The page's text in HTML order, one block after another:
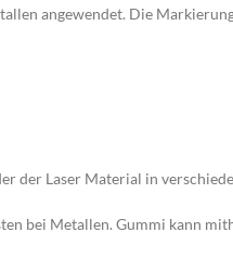
angewendet. Die
der Laser Material in
bei Metallen. Gummi kann